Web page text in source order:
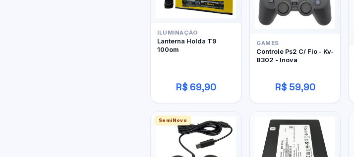
ILUMINAÇÃO
Lanterna Holda T9
100om
R$ 69,90
GAMES
Controle Ps2 C/ Fio - Kv-
8302 - Inova
R$ 59,90
SemiNovo